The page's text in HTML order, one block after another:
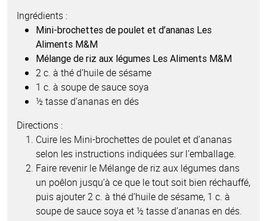
Ingrédients :
Mini-brochettes de poulet et d’ananas Les
Aliments M&M
Mélange de riz aux légumes Les Aliments M&M
2 c. à thé d’huile de sésame
1 c. à soupe de sauce soya
½ tasse d’ananas en dés
Directions :
Cuire les Mini-brochettes de poulet et d’ananas
selon les instructions indiquées sur l’emballage.
Faire revenir le Mélange de riz aux légumes dans
un poêlon jusqu’à ce que le tout soit bien réchauffé,
puis ajouter 2 c. à thé d’huile de sésame, 1 c. à
soupe de sauce soya et ½ tasse d’ananas en dés.